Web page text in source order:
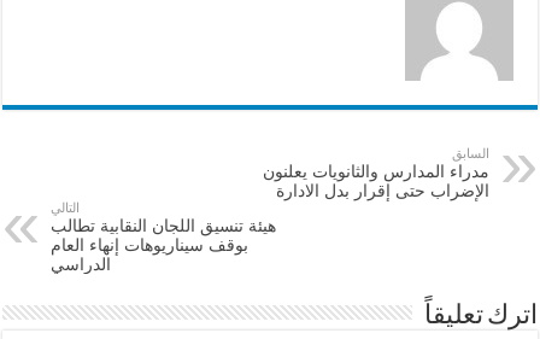
السابق
مدراء المدارس والثانويات يعلنون
الإضراب حتى إقرار بدل الادارة
التالي
هيئة تنسيق اللجان النقابية تطالب
بوقف سيناريوهات إنهاء العام
الدراسي
اترك تعليقاً